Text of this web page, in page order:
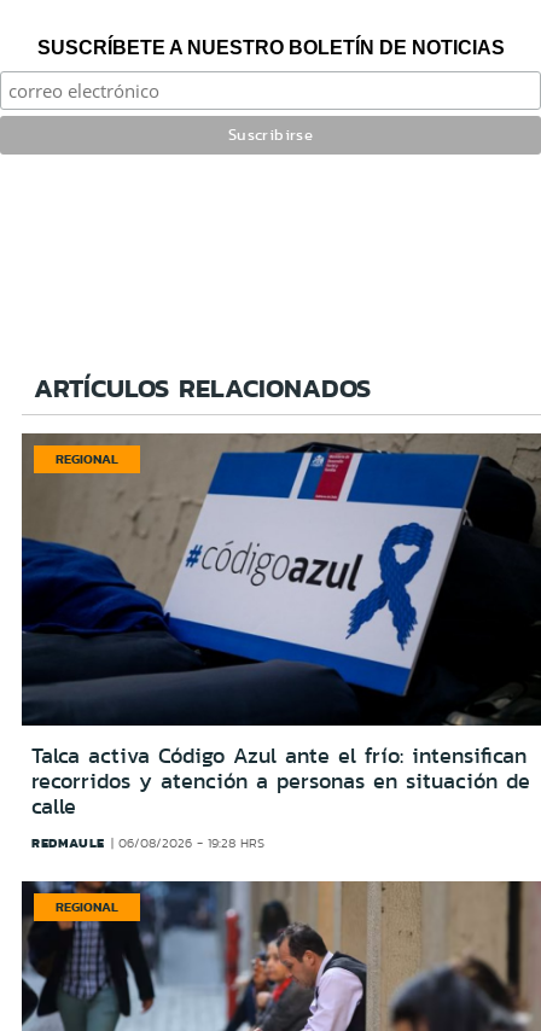
SUSCRÍBETE A NUESTRO BOLETÍN DE NOTICIAS
ARTÍCULOS RELACIONADOS
REGIONAL
Talca activa Código Azul ante el frío: intensifican
recorridos y atención a personas en situación de
calle
REDMAULE 06/08/2026 - 19:28 HRS
REGIONAL